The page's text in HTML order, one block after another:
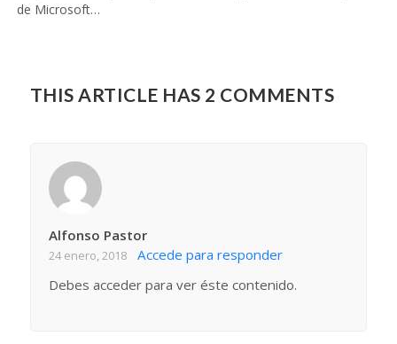
de Microsoft…
THIS ARTICLE HAS 2 COMMENTS
Alfonso Pastor
24 enero, 2018
Accede para responder
Debes acceder para ver éste contenido.